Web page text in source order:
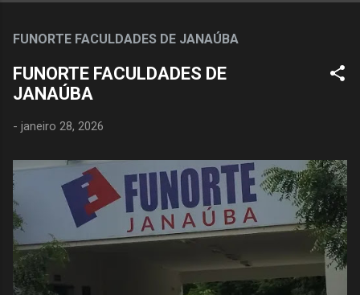
FUNORTE FACULDADES DE JANAÚBA
FUNORTE FACULDADES DE
JANAÚBA
- janeiro 28, 2026